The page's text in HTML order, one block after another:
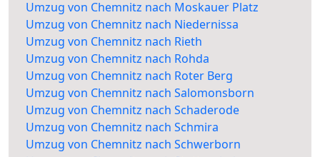
Umzug von Chemnitz nach Moskauer Platz
Umzug von Chemnitz nach Niedernissa
Umzug von Chemnitz nach Rieth
Umzug von Chemnitz nach Rohda
Umzug von Chemnitz nach Roter Berg
Umzug von Chemnitz nach Salomonsborn
Umzug von Chemnitz nach Schaderode
Umzug von Chemnitz nach Schmira
Umzug von Chemnitz nach Schwerborn